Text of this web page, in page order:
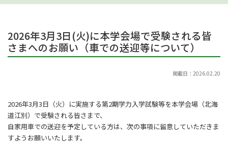
2026年3月3日(火)に本学会場で受験される皆
さまへのお願い（車での送迎等について）
掲載日：2026.02.20
2026年3月3日（火）に実施する第2期学力入学試験等を本学会場（北海
道江別）で受験される皆さまで、
自家用車での送迎を予定している方は、次の事項に留意していただきま
すようお願いいたします。